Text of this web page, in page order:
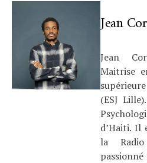
Jean
Jean
Maitrise
(ESJ
d’Haiti. Il
la